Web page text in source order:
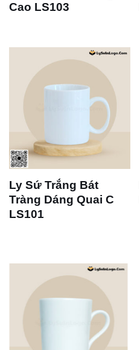
Cao LS103
Ly Sứ Trắng Bát
Tràng Dáng Quai C
LS101